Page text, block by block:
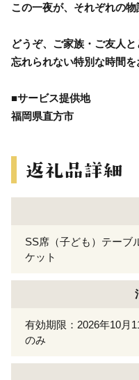
この一夜が、それぞれの物
どうぞ、ご家族・ご友人と
忘れられない特別な時間を
■サービス提供地
福岡県直方市
SS席（子ども）テーブ
ケット
有効期限：2026年10月
のみ